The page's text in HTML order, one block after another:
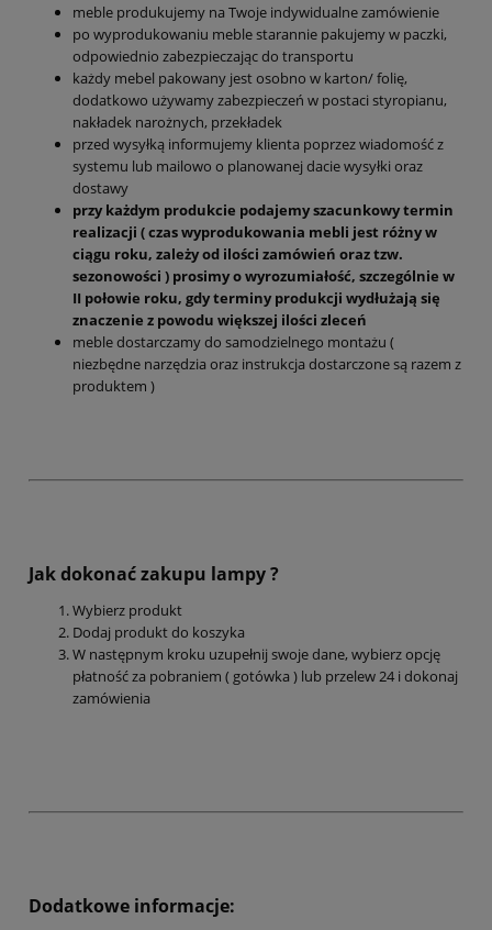
meble produkujemy na Twoje indywidualne zamówienie
po wyprodukowaniu meble starannie pakujemy w paczki,
odpowiednio zabezpieczając do transportu
każdy mebel pakowany jest osobno w karton/ folię,
dodatkowo używamy zabezpieczeń w postaci styropianu,
nakładek narożnych, przekładek
przed wysyłką informujemy klienta poprzez wiadomość z
systemu lub mailowo o planowanej dacie wysyłki oraz
dostawy
przy każdym produkcie podajemy szacunkowy termin
realizacji ( czas wyprodukowania mebli jest różny w
ciągu roku, zależy od ilości zamówień oraz tzw.
sezonowości ) prosimy o wyrozumiałość, szczególnie w
II połowie roku, gdy terminy produkcji wydłużają się
znaczenie z powodu większej ilości zleceń
meble dostarczamy do samodzielnego montażu (
niezbędne narzędzia oraz instrukcja dostarczone są razem z
produktem )
Jak dokonać zakupu lampy ?
Wybierz produkt
Dodaj produkt do koszyka
W następnym kroku uzupełnij swoje dane, wybierz opcję
płatność za pobraniem ( gotówka ) lub przelew 24 i dokonaj
zamówienia
Dodatkowe informacje: